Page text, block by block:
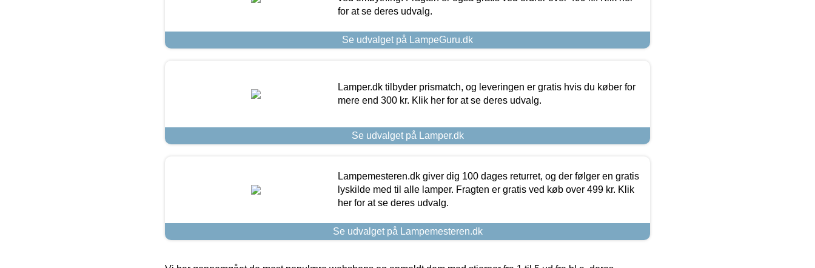
for at se deres udvalg.
Se udvalget på LampeGuru.dk
Lamper.dk tilbyder prismatch, og leveringen er gratis hvis du køber for
mere end 300 kr. Klik her for at se deres udvalg.
Se udvalget på Lamper.dk
Lampemesteren.dk giver dig 100 dages returret, og der følger en gratis
lyskilde med til alle lamper. Fragten er gratis ved køb over 499 kr. Klik
her for at se deres udvalg.
Se udvalget på Lampemesteren.dk